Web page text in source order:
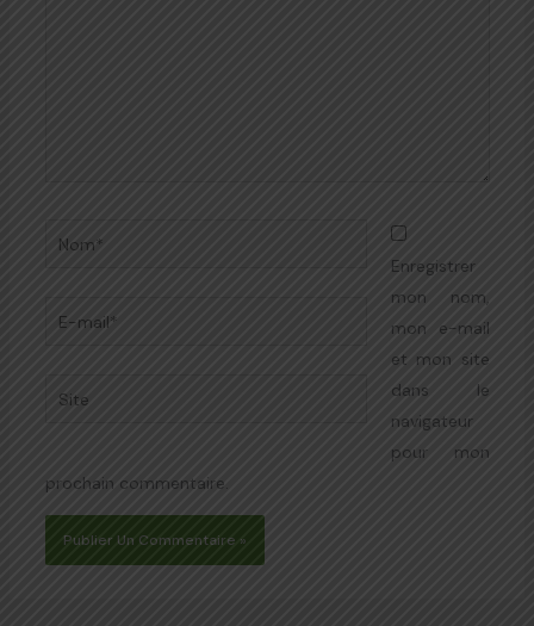
Nom*
E-
Site
Enregistrer
mon nom,
mon e-mail
et mon site
dans le
navigateur
pour mon
prochain commentaire.